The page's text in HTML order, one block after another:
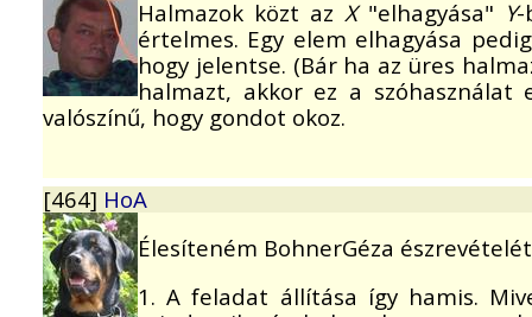
Halmazok közt az X"elhagyása" Y-
értelmes. Egy elem elhagyása
hogy jelentse. (Bár ha az üres
halmazt, akkor ez a
valószínű, hogy gondot okoz.
[464] HoA
Élesíteném BohnerGéza
1. A feladat állítása így hamis.